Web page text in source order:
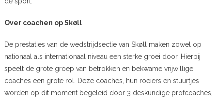
Over coachen op Skøll
De prestaties van de wedstrijdsectie van Skøll maken zowel op
nationaal als internationaal niveau een sterke groei door. Hierbij
speelt de grote groep van betrokken en bekwame vrijwillige
coaches een grote rol. Deze coaches, hun roeiers en stuurtjes
worden op dit moment begeleid door 3 deskundige profcoaches,